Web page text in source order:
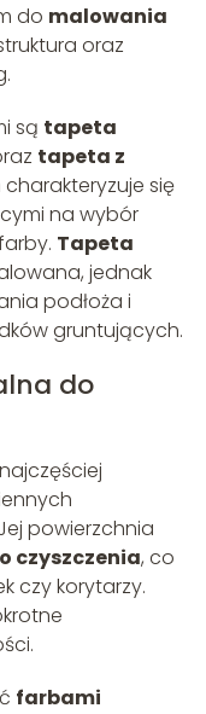
do malowania
oraz
są tapeta
tapeta z
charakteryzuje się
na wybór
Tapeta
jednak
podłoża i
gruntujących.
do
powierzchnia
czyszczenia, co
czy korytarzy.
farbami